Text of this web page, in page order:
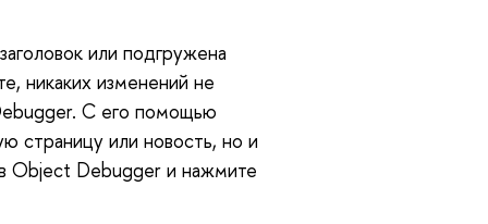
или подгружена
никаких изменений не
С его помощью
страницу или новость, но и
в Object Debugger и нажмите